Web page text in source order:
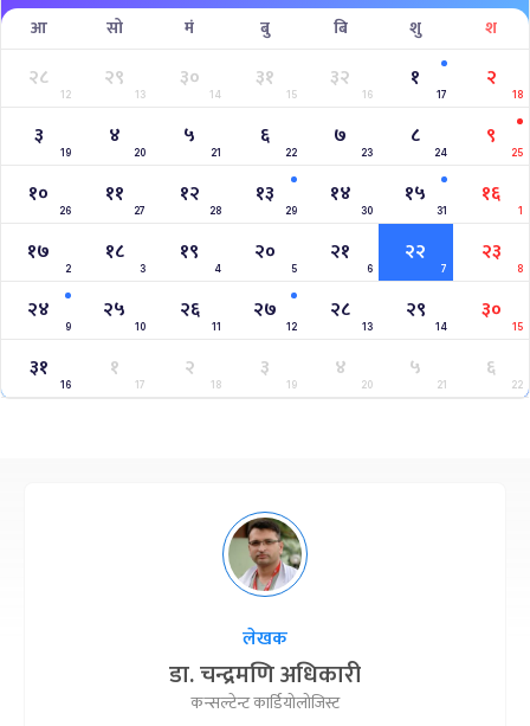
आ सो मं बु बि शु श
२८
12
२९
13
३०
14
३१
15
३२
16
१
17
२
18
३
19
४
20
५
21
६
22
७
23
८
24
९
25
१०
26
११
27
१२
28
१३
29
१४
30
१५
31
१६
1
१७
2
१८
3
१९
4
२०
5
२१
6
२२
7
२३
8
२४
9
२५
10
२६
11
२७
12
२८
13
२९
14
३०
15
३१
16
१
17
२
18
३
19
४
20
५
21
६
22
लेखक
डा. चन्द्रमणि अधिकारी
कन्सल्टेन्ट कार्डियोलोजिस्ट